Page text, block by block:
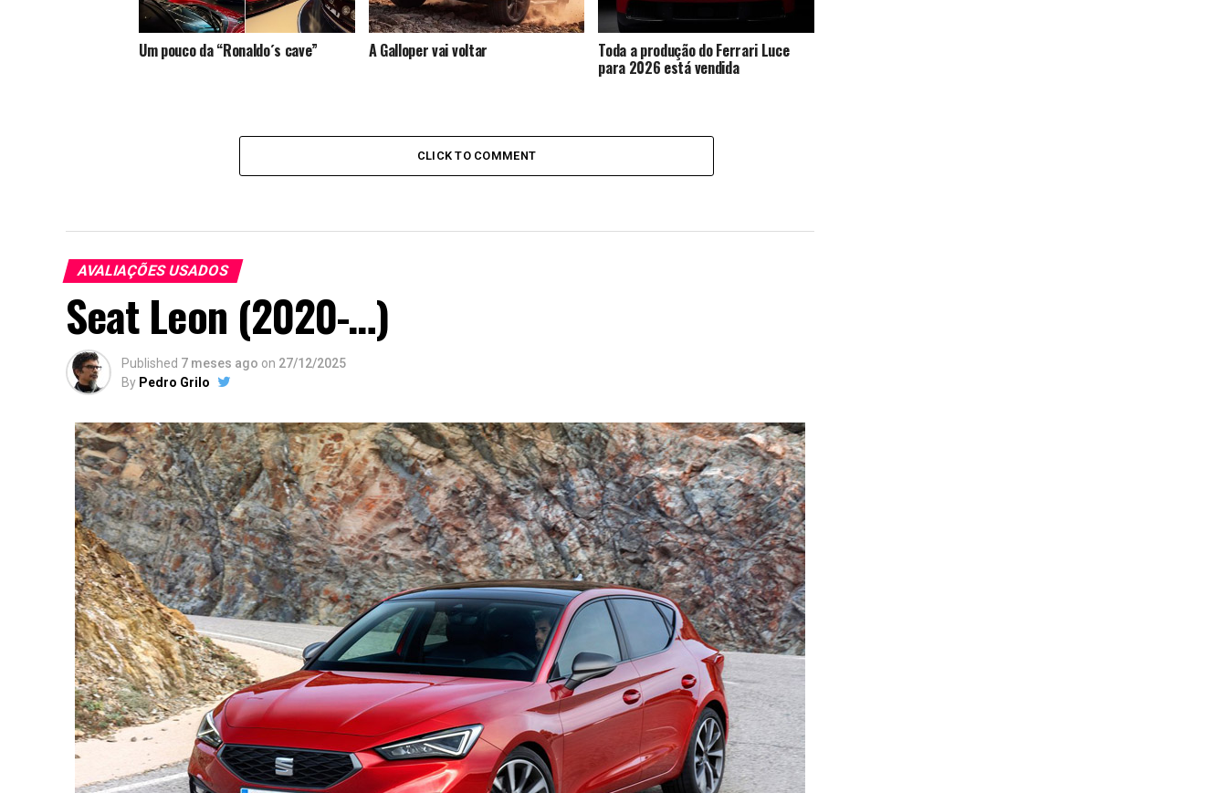
Um pouco da “Ronaldo´s cave” A Galloper vai voltar Toda a produção do Ferrari Luce
para 2026 está vendida
CLICK TO COMMENT
AVALIAÇÕES USADOS
Seat Leon (2020-…)
Published 7 meses ago on 27/12/2025
By Pedro Grilo